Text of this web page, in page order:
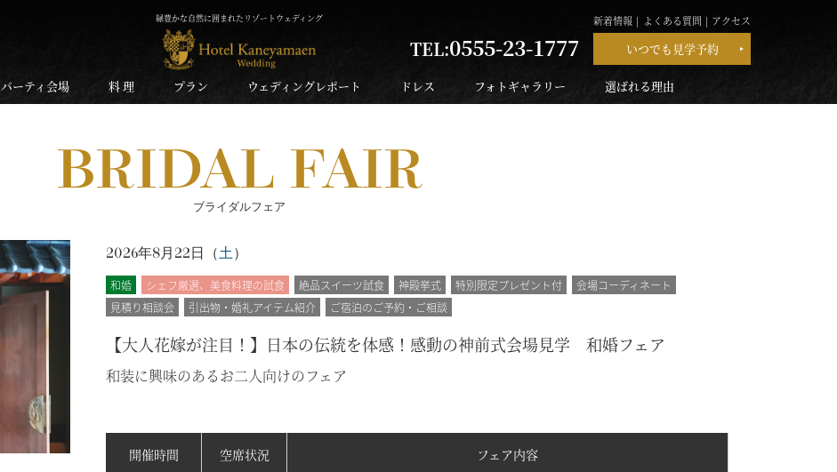
緑豊かな自然に囲まれたリゾートウェディング アクセス
よくある質問
新着情報
TEL:0555-23-1777 いつでも見学予約
パーティ会場 料 理 プラン ウェディングレポート ドレス フォトギャラリー 選ばれる理由
BRIDAL FAIR
ブライダルフェア
2026年8月22日（土）
和婚 シェフ厳選、美食料理の試食 絶品スイーツ試食 神殿挙式 特別限定プレゼント付
会場コーディネート
見積り相談会
引出物・婚礼アイテム紹介 ご宿泊のご予約・ご相談
【大人花嫁が注目！】日本の伝統を体感！感動の神前式会場見学 和婚フェア
和装に興味のあるお二人向けのフェア
開催時間 空席状況 フェア内容